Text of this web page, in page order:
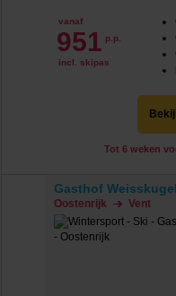
vanaf
951 p.p.
incl. skipas
Tot 6 weken
Gasthof Weisskugel
Oostenrijk Vent